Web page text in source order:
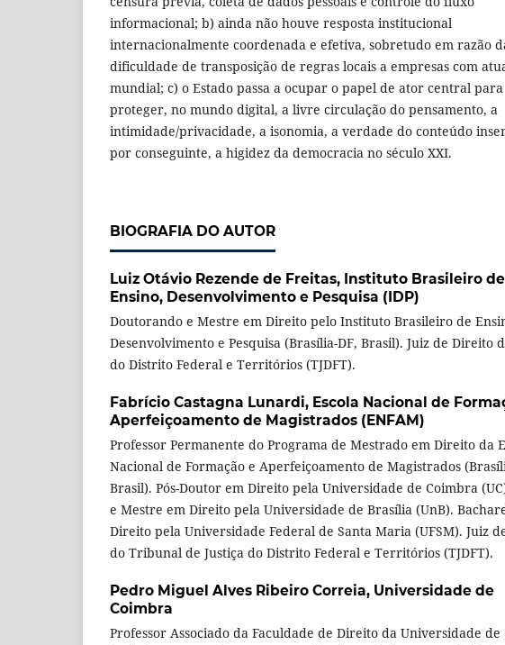
informacional; b) ainda não houve resposta institucional
internacionalmente coordenada e efetiva, sobretudo em razão
dificuldade de transposição de regras locais a empresas com
mundial; c) o Estado passa a ocupar o papel de ator central para
proteger, no mundo digital, a livre circulação do pensamento, a
intimidade/privacidade, a isonomia, a verdade do conteúdo
por conseguinte, a higidez da democracia no século XXI.
BIOGRAFIA DO AUTOR
Luiz Otávio Rezende de Freitas, Instituto Brasileiro de
Ensino, Desenvolvimento e Pesquisa (IDP)
Doutorando e Mestre em Direito pelo Instituto Brasileiro de
Desenvolvimento e Pesquisa (Brasília-DF, Brasil). Juiz de Direito
do Distrito Federal e Territórios (TJDFT).
Fabrício Castagna Lunardi, Escola Nacional de
Aperfeiçoamento de Magistrados (ENFAM)
Professor Permanente do Programa de Mestrado em Direito da
Nacional de Formação e Aperfeiçoamento de Magistrados
Brasil). Pós-Doutor em Direito pela Universidade de Coimbra
e Mestre em Direito pela Universidade de Brasília (UnB).
Direito pela Universidade Federal de Santa Maria (UFSM). Juiz
do Tribunal de Justiça do Distrito Federal e Territórios (TJDFT).
Pedro Miguel Alves Ribeiro Correia, Universidade de
Coimbra
Professor Associado da Faculdade de Direito da Universidade